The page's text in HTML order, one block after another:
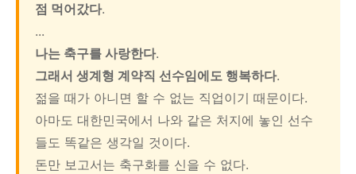
점 먹어갔다.
...
나는 축구를 사랑한다.
그래서 생계형 계약직 선수임에도 행복하다.
젊을 때가 아니면 할 수 없는 직업이기 때문이다.
아마도 대한민국에서 나와 같은 처지에 놓인 선수
들도 똑같은 생각일 것이다.
돈만 보고서는 축구화를 신을 수 없다.